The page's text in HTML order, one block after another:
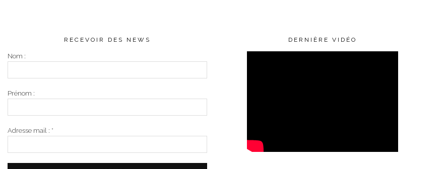
RECEVOIR DES NEWS
Nom :
Prénom :
Adresse mail : *
DERNIÈRE VIDÉO